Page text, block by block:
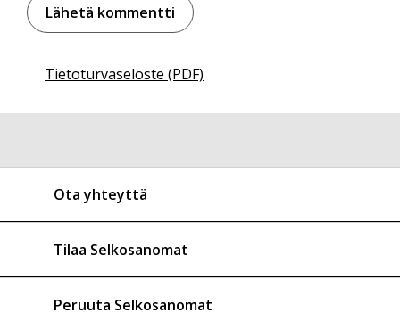
Tietoturvaseloste (PDF)
Ota yhteyttä
Tilaa Selkosanomat
Peruuta Selkosanomat